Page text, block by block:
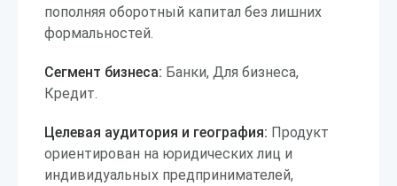
пополняя оборотный капитал без лишних
формальностей.
Сегмент бизнеса: Банки, Для бизнеса,
Кредит.
Целевая аудитория и география: Продукт
ориентирован на юридических лиц и
индивидуальных предпринимателей,